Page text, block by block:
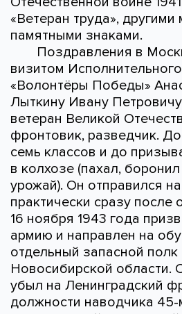
«Ветеран труда»,
памятными знаками.
Поздравления в
визитом
«Волонтёры Победы»
Лыткину Ивану
ветеран Великой
фронтовик, разведчик.
семь классов и до
в колхозе (пахал,
урожай). Он отправился
практически сразу
16 ноября 1943 года
армию и направлен на
отдельный запасной
Новосибирской области.
убыл на Ленинградский
должности наводчика